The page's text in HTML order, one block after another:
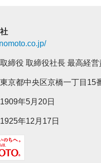
締役 取締役社長 最高経
京都中央区京橋一丁目15
年5月20日
年12月17日